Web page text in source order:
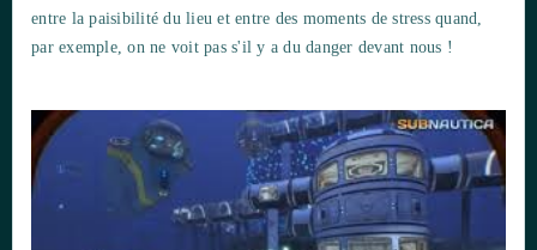
entre la paisibilité du lieu et entre des moments de stress quand,
par exemple, on ne voit pas s'il y a du danger devant nous !